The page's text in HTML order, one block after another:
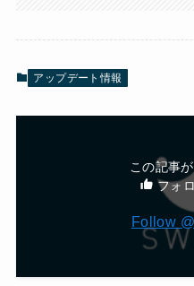
アップデート情報
この記事
フォ
Follow